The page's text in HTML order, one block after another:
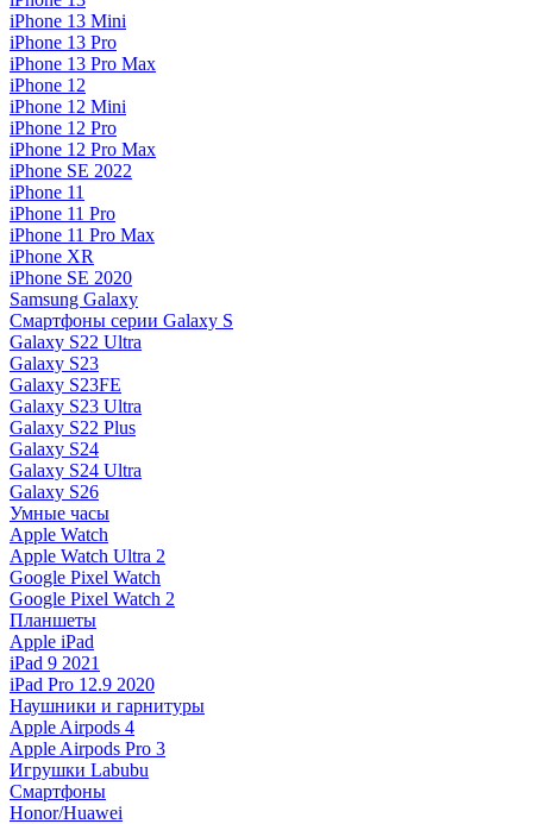
iPhone 13 Mini
iPhone 13 Pro
iPhone 13 Pro Max
iPhone 12
iPhone 12 Mini
iPhone 12 Pro
iPhone 12 Pro Max
iPhone SE 2022
iPhone 11
iPhone 11 Pro
iPhone 11 Pro Max
iPhone XR
iPhone SE 2020
Samsung Galaxy
Смартфоны серии Galaxy S
Galaxy S22 Ultra
Galaxy S23
Galaxy S23FE
Galaxy S23 Ultra
Galaxy S22 Plus
Galaxy S24
Galaxy S24 Ultra
Galaxy S26
Умные часы
Apple Watch
Apple Watch Ultra 2
Google Pixel Watch
Google Pixel Watch 2
Планшеты
Apple iPad
iPad 9 2021
iPad Pro 12.9 2020
Наушники и гарнитуры
Apple Airpods 4
Apple Airpods Pro 3
Игрушки Labubu
Смартфоны
Honor/Huawei